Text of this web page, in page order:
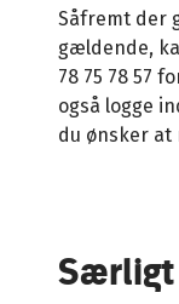
Såfremt der
gældende,
78 75 78 57
også logge
du ønsker at
Særligt